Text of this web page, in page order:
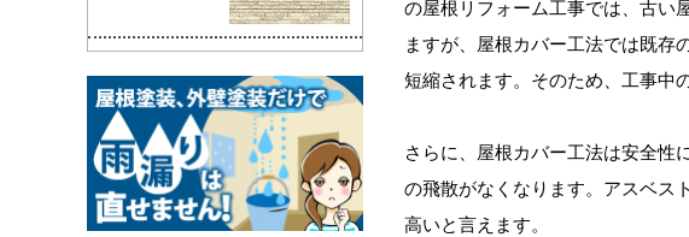
の屋根リフォーム工事では、古い
ますが、屋根カバー工法では既存
短縮されます。そのため、工事中
さらに、屋根カバー工法は安全性
の飛散がなくなります。アスベス
高いと言えます。